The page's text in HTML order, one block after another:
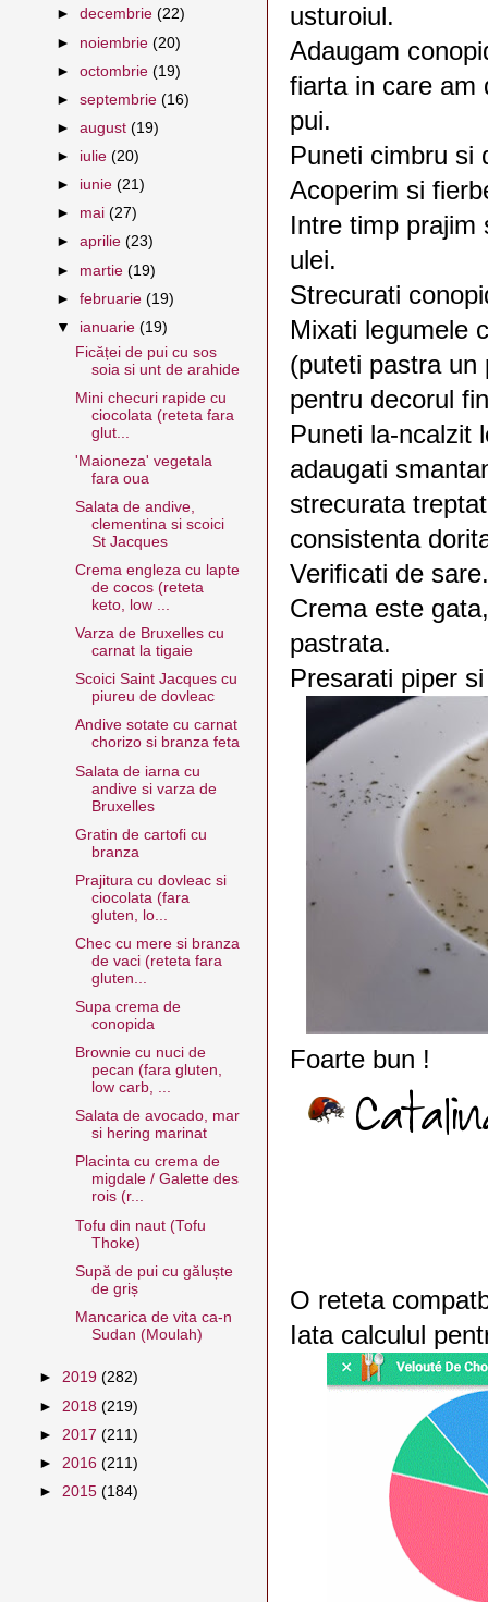
usturoiul.
Adaugam
fiarta in care am
pui.
Puneti cimbru si
Acoperim si
Intre timp prajim
ulei.
Strecurati
Mixati legumele
(puteti pastra un
pentru decorul
Puneti la-ncalzit
adaugati
strecurata
consistenta
Verificati de sare.
Crema este
pastrata.
Presarati piper
Foarte bun !
O reteta
Iata calculul
►decembrie(22)
► noiembrie(20)
►octombrie(19)
►septembrie(16)
►august(19)
► iulie(20)
► iunie(21)
► mai(27)
►aprilie(23)
► martie(19)
►februarie(19)
▼ ianuarie(19)
Ficăței de pui cu sos
soia si unt de arahide
Mini checuri rapide cu
ciocolata (reteta fara
glut...
'Maioneza' vegetala
fara oua
Salata de andive,
clementina si scoici
St Jacques
Crema engleza cu lapte
de cocos (reteta
keto, low ...
Varza de Bruxelles cu
carnat la tigaie
Scoici Saint Jacques cu
piureu de dovleac
Andive sotate cu carnat
chorizo si branza feta
Salata de iarna cu
andive si varza de
Bruxelles
Gratin de cartofi cu
branza
Prajitura cu dovleac si
ciocolata (fara
gluten, lo...
Chec cu mere si branza
de vaci (reteta fara
gluten...
Supa crema de
conopida
Brownie cu nuci de
pecan (fara gluten,
low carb, ...
Salata de avocado, mar
si hering marinat
Placinta cu crema de
migdale / Galette des
rois (r...
Tofu din naut (Tofu
Thoke)
Supă de pui cu găluște
de griș
Mancarica de vita ca-n
Sudan (Moulah)
► 2019 (282)
► 2018 (219)
► 2017 (211)
► 2016 (211)
► 2015 (184)